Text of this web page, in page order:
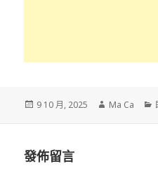
發
9 10 月, 2025
作
Ma Ca
發佈留言